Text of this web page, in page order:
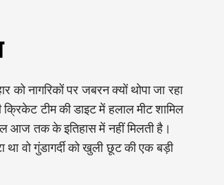
नागरिकों पर जबरन क्यों थोपा जा रहा
टीम की डाइट में हलाल मीट शामिल
आज तक के इतिहास में नहीं मिलती है।
वो गुंडागर्दी को खुली छूट की एक बड़ी